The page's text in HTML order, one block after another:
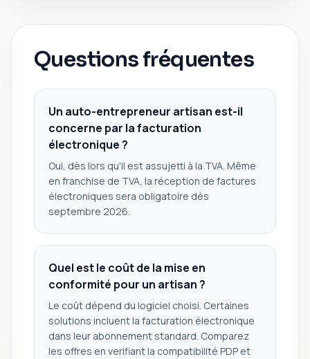
Questions fréquentes
Un auto-entrepreneur artisan est-il
concerne par la facturation
électronique ?
Oui, dès lors qu'il est assujetti à la TVA. Même
en franchise de TVA, la réception de factures
électroniques sera obligatoire dès
septembre 2026.
Quel est le coût de la mise en
conformité pour un artisan ?
Le coût dépend du logiciel choisi. Certaines
solutions incluent la facturation électronique
dans leur abonnement standard. Comparez
les offres en verifiant la compatibilité PDP et